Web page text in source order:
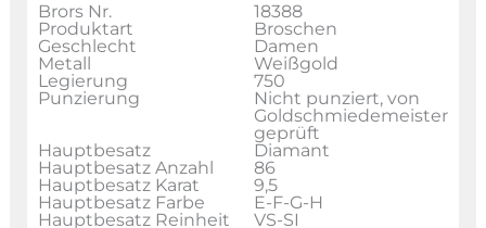
Brors Nr.
18388
Produktart
Broschen
Geschlecht
Damen
Metall
Weißgold
Legierung
750
Punzierung
Nicht punziert, von
Goldschmiedemeister
geprüft
Hauptbesatz
Diamant
Hauptbesatz Anzahl
86
Hauptbesatz Karat
9,5
Hauptbesatz Farbe
E-F-G-H
Hauptbesatz Reinheit
VS-SI